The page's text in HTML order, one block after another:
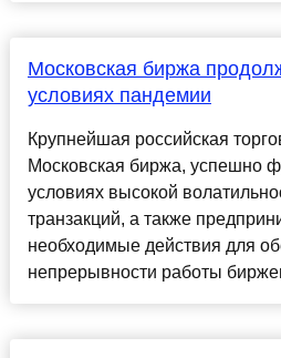
Московская биржа
условиях пандемии
Крупнейшая российская
Московская биржа, успешно
условиях высокой
транзакций, а также
необходимые действия для
непрерывности работы